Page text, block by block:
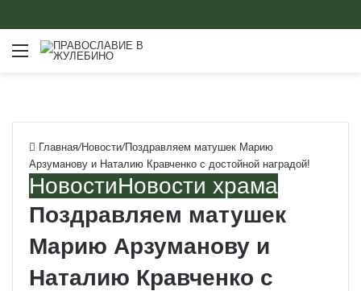
Меню
Главная/Новости/Поздравляем матушек Марию
Арзуманову и Наталию Кравченко с достойной наградой!
НовостиНовости храма
Поздравляем матушек
Марию Арзуманову и
Наталию Кравченко с